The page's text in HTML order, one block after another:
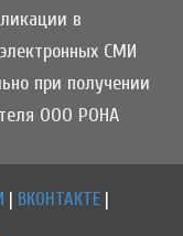
в
СМИ
при получении
ООО РОНА
| ВКОНТАКТЕ |